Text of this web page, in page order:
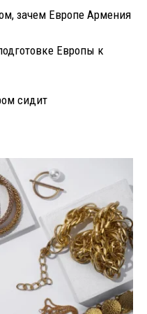
зачем Европе Армения
Европы к
сидит